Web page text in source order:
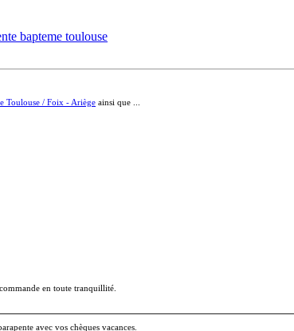
bapteme toulouse
Toulouse / Foix - Ariège ainsi que ...
en toute tranquillité.
avec vos chèques vacances.